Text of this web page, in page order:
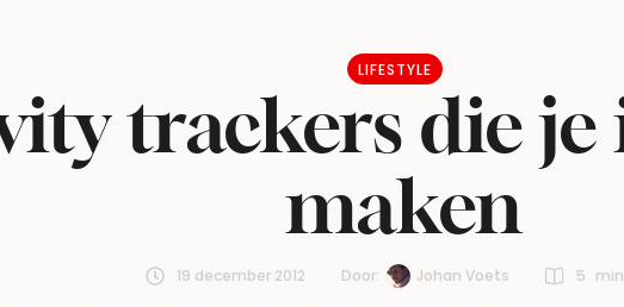
LIFESTYLE
trackers die je
maken
19 december 2012 Door: Johan Voets 5